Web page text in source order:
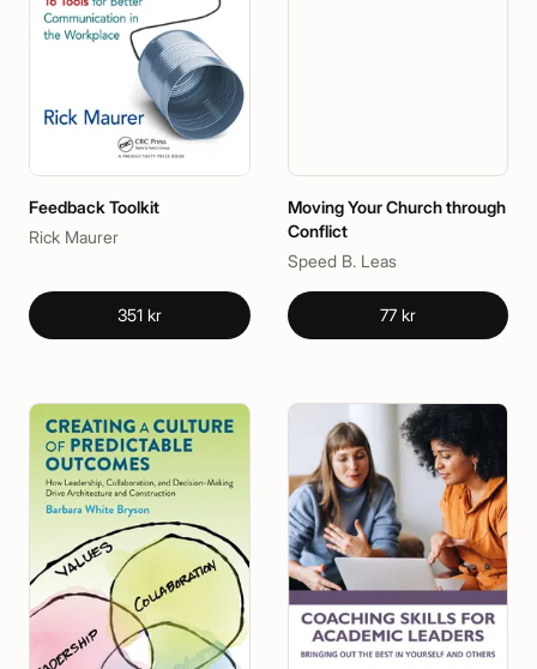
Feedback Toolkit
Rick Maurer
351 kr
Moving Your Church through
Conflict
Speed B. Leas
77 kr